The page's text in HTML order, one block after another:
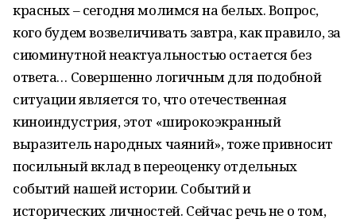
красных – сегодня молимся на белых. Вопрос,
кого будем возвеличивать завтра, как правило, за
сиюминутной неактуальностью остается без
ответа… Совершенно логичным для подобной
ситуации является то, что отечественная
киноиндустрия, этот «широкоэкранный
выразитель народных чаяний», тоже привносит
посильный вклад в переоценку отдельных
событий нашей истории. Событий и
исторических личностей. Сейчас речь не о том,